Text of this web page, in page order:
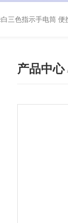
三色指示手电筒 便
产品中心